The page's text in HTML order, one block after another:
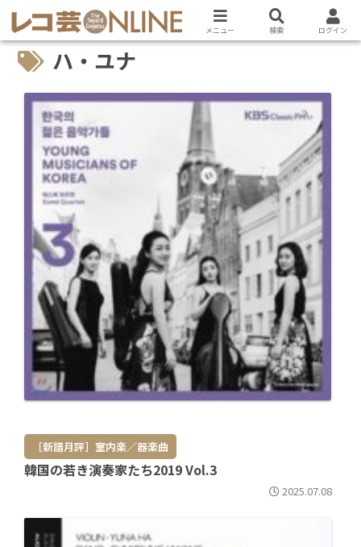
ハ・ユナ
［新譜月評］室内楽／器楽曲
韓国の若き演奏家たち2019 Vol.3
2025.07.08
メニュー 検索 ログイン